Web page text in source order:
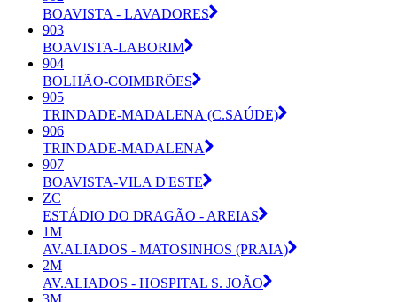
BOAVISTA - LAVADORES
903
BOAVISTA-LABORIM
904
BOLHÃO-COIMBRÕES
905
TRINDADE-MADALENA (C.SAÚDE)
906
TRINDADE-MADALENA
907
BOAVISTA-VILA D'ESTE
ZC
ESTÁDIO DO DRAGÃO - AREIAS
1M
AV.ALIADOS - MATOSINHOS (PRAIA)
2M
AV.ALIADOS - HOSPITAL S. JOÃO
3M